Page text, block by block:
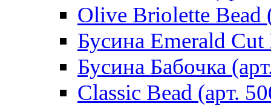
Olive Briolette Bead
Бусина Emerald Cut
Бусина Бабочка
Classic Bead (арт.